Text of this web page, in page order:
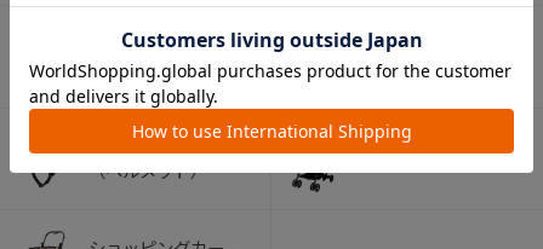
オーラルケア
（お口のケア）
ベビートイ
（ヘルメット）
ペット用品